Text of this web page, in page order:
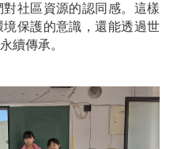
社區資源的認同感。這樣
保護的意識，還能透過世
續傳承。